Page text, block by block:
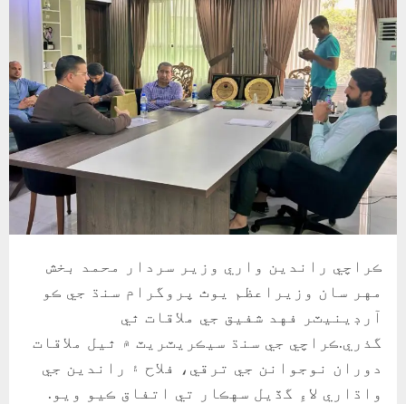
ڪراچي راندين واري وزير سردار محمد بخش
مهر سان وزيراعظم يوٿ پروگرام سنڌ جي ڪو
آرڊينيٽر فهد شفيق جي ملاقات ٿي
گذري.ڪراچي جي سنڌ سيڪريٽريٽ ۾ ٿيل ملاقات
دوران نوجوانن جي ترقي، فلاح ۽ راندين جي
واڌاري لاءِ گڏيل سهڪار تي اتفاق ڪيو ويو.